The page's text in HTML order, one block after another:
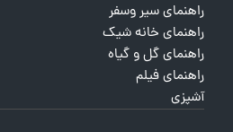
راهنمای سیر وسفر
راهنمای خانه شیک
راهنمای گل و گیاه
راهنمای فیلم
آشپزی